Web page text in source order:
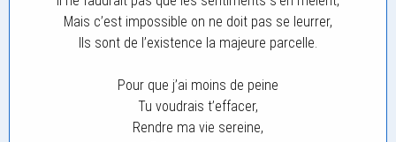
Mais c’est impossible on ne doit pas se leurrer,
Ils sont de l’existence la majeure parcelle.
Pour que j’ai moins de peine
Tu voudrais t’effacer,
Rendre ma vie sereine,